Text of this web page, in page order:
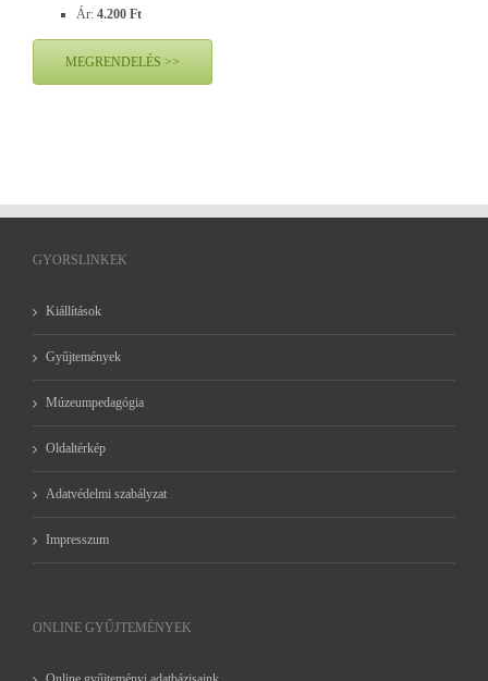
Ár: 4.200 Ft
MEGRENDELÉS >>
GYORSLINKEK
Kiállítások
Gyűjtemények
Múzeumpedagógia
Oldaltérkép
Adatvédelmi szabályzat
Impresszum
ONLINE GYŰJTEMÉNYEK